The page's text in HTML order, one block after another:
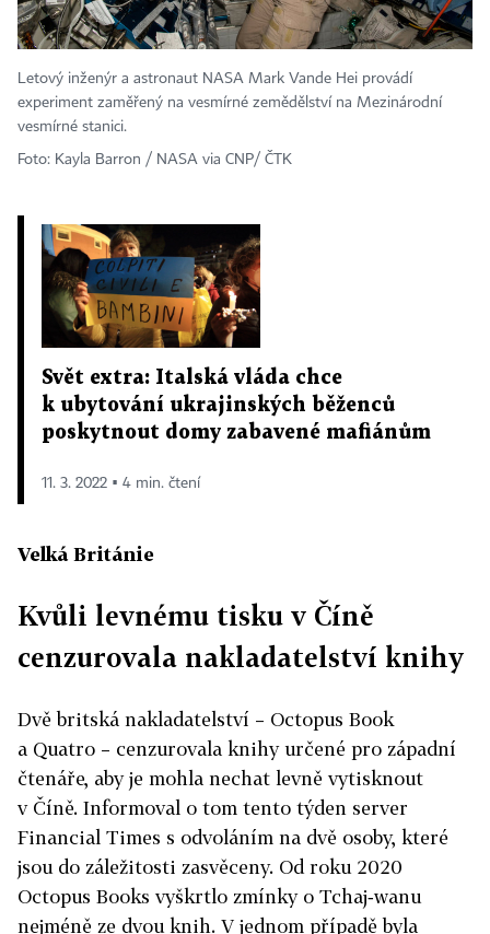
Letový inženýr a astronaut NASA Mark Vande Hei provádí
experiment zaměřený na vesmírné zemědělství na Mezinárodní
vesmírné stanici.
Foto: Kayla Barron / NASA via CNP/ ČTK
Svět extra: Italská vláda chce
k ubytování ukrajinských běženců
poskytnout domy zabavené mafiánům
11. 3. 2022 ▪ 4 min. čtení
Velká Británie
Kvůli levnému tisku v Číně
cenzurovala nakladatelství knihy
Dvě britská nakladatelství – Octopus Book
a Quatro – cenzurovala knihy určené pro západní
čtenáře, aby je mohla nechat levně vytisknout
v Číně. Informoval o tom tento týden server
Financial Times s odvoláním na dvě osoby, které
jsou do záležitosti zasvěceny. Od roku 2020
Octopus Books vyškrtlo zmínky o Tchaj‑wanu
nejméně ze dvou knih. V jednom případě byla